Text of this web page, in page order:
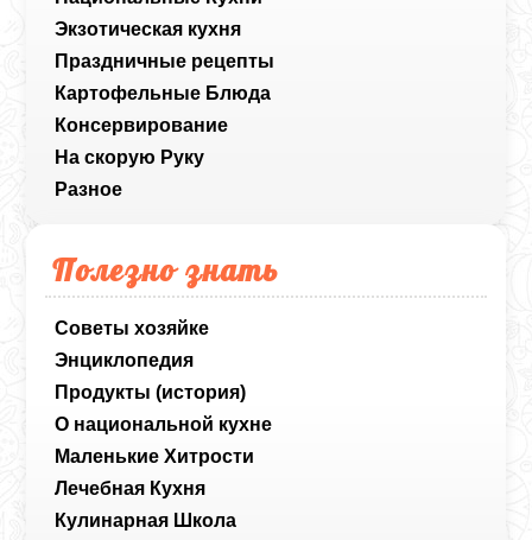
Экзотическая кухня
Праздничные рецепты
Картофельные Блюда
Консервирование
На скорую Руку
Разное
Полезно знать
Советы хозяйке
Энциклопедия
Продукты (история)
О национальной кухне
Маленькие Хитрости
Лечебная Кухня
Кулинарная Школа